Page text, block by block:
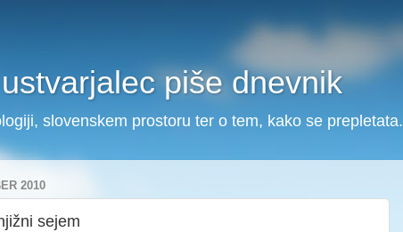
piše dnevnik
slovenskem prostoru ter o tem, kako se prepletata.
2010
sejem